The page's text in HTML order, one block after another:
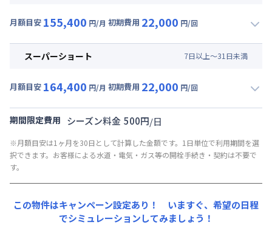
初期費用
光熱費他 : 24,000円/月 (800円/日) (税抜)
その他費用 :
初期費用
月額目安 155,400 円/月 初期費用 22,000 円/回
月額賃料目安(30日利用)
光熱費他 : 24,000円/月 (800円/日) (税抜)
その他費用 :
初期費用
契約事務手数料 : 5,000円/回 (税抜)
スーパーショート 7日以上～31 日未満
月額目安 164,400 円/月 初期費用 22,000 円/回
月額賃料目安(30日利用)
光熱費他 : 24,000円/月 (800円/日) (税抜)
清掃料他 :
その他費用 :
初期費用
期間限定費用 シーズン料金 500円/日
※月額目安は1ヶ月を30日として計算した金額です。1日単位で利用期間を選
択できます。お客様による水道・電気・ガス等の開栓手続き・契約は不要で
す。
この物件はキャンペーン設定あり！ いますぐ、 希望の日程
でシミュレーションしてみましょう！